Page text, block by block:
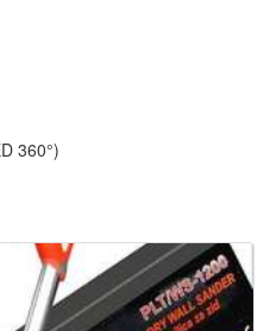
360°)